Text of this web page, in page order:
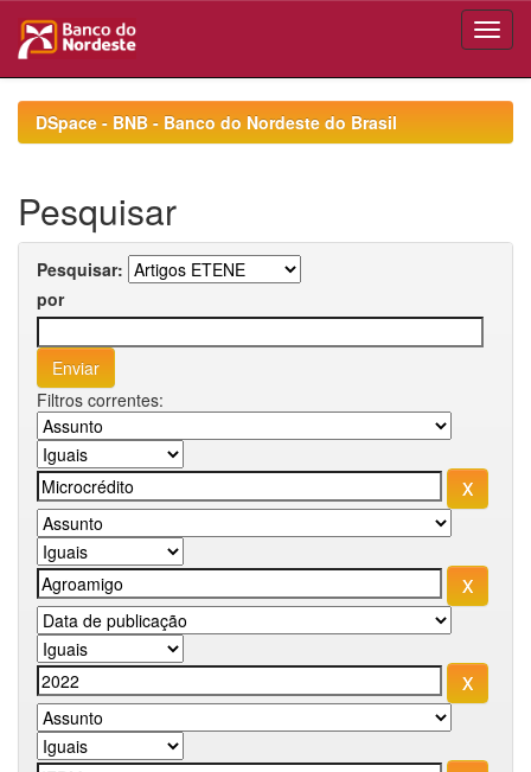
navigationDSpace - BNB - Banco do Nordeste do Brasil
Pesquisar
Pesquisar:
por
Filtros correntes: